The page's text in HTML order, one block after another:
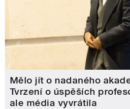
Mělo jít o nadaného
Tvrzení o úspěších
ale média vyvrátila